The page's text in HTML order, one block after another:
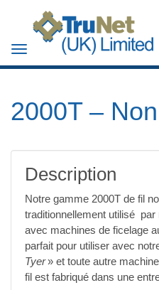
Toggle
navigation
2000T –
Description
Notre gamme 2000T de fil
traditionnellement utilisé
avec machines de ficelage
parfait pour utiliser avec
Tyer» et toute autre
fil est fabriqué dans une